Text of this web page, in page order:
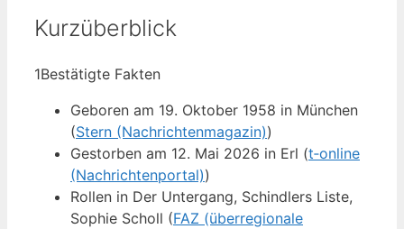
Kurzüberblick
1Bestätigte Fakten
Geboren am 19. Oktober 1958 in München
(Stern (Nachrichtenmagazin))
Gestorben am 12. Mai 2026 in Erl (t‑online
(Nachrichtenportal))
Rollen in Der Untergang, Schindlers Liste,
Sophie Scholl (FAZ (überregionale